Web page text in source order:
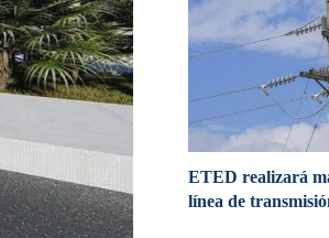
ETED realizará
línea de